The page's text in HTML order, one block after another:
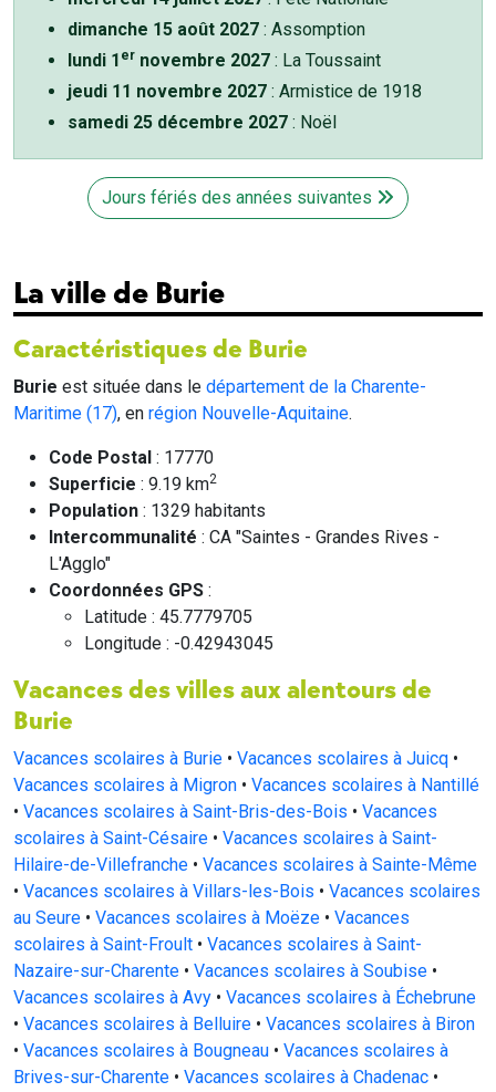
dimanche 15 août 2027 : Assomption
lundi 1 er novembre 2027 : La Toussaint
jeudi 11 novembre 2027 : Armistice de 1918
samedi 25 décembre 2027 : Noël
Jours fériés des années suivantes
La ville de Burie
Caractéristiques de Burie
Burie est située dans le département de la Charente-
Maritime (17), en région Nouvelle-Aquitaine.
Code Postal : 17770
Superficie : 9.19 km2
Population : 1329 habitants
Intercommunalité : CA "Saintes - Grandes Rives -
L'Agglo"
Coordonnées GPS :
Latitude : 45.7779705
Longitude : -0.42943045
Vacances des villes aux alentours de
Burie
Vacances scolaires à Burie • Vacances scolaires à Juicq •
Vacances scolaires à Migron • Vacances scolaires à Nantillé
• Vacances scolaires à Saint-Bris-des-Bois • Vacances
scolaires à Saint-Césaire • Vacances scolaires à Saint-
Hilaire-de-Villefranche • Vacances scolaires à Sainte-Même
• Vacances scolaires à Villars-les-Bois • Vacances scolaires
au Seure • Vacances scolaires à Moëze • Vacances
scolaires à Saint-Froult • Vacances scolaires à Saint-
Nazaire-sur-Charente • Vacances scolaires à Soubise •
Vacances scolaires à Avy • Vacances scolaires à Échebrune
• Vacances scolaires à Belluire • Vacances scolaires à Biron
• Vacances scolaires à Bougneau • Vacances scolaires à
Brives-sur-Charente • Vacances scolaires à Chadenac •